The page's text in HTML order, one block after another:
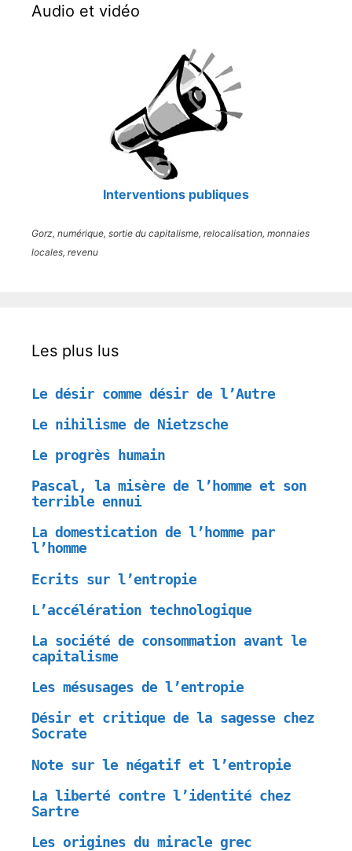
Audio et vidéo
Interventions publiques
Gorz, numérique, sortie du capitalisme, relocalisation, monnaies
locales, revenu
Les plus lus
Le désir comme désir de l’Autre
Le nihilisme de Nietzsche
Le progrès humain
Pascal, la misère de l’homme et son
terrible ennui
La domestication de l’homme par
l’homme
Ecrits sur l’entropie
L’accélération technologique
La société de consommation avant le
capitalisme
Les mésusages de l’entropie
Désir et critique de la sagesse chez
Socrate
Note sur le négatif et l’entropie
La liberté contre l’identité chez
Sartre
Les origines du miracle grec